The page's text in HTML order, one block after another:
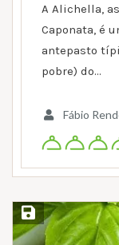
A Alichella,
Caponata, é
antepasto
pobre) do…
Fábio
Salvar Receita